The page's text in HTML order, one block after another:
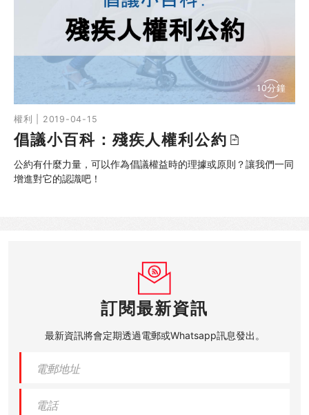
權利 | 2019-04-15
10分鐘
倡議小百科：殘疾人權利公約
公約有什麼力量，可以作為倡議權益時的理據或原則？讓我們一同
增進對它的認識吧！
訂閱最新資訊
最新資訊將會定期透過電郵或Whatsapp訊息發出。